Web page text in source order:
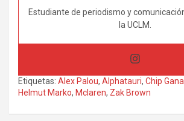
Estudiante de periodismo y
la UCLM.
Etiquetas: Alex Palou, Alphatauri, Chip
Helmut Marko, Mclaren, Zak Brown